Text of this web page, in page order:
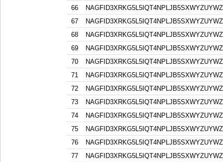
66
67
68
69
70
71
72
73
74
75
76
77